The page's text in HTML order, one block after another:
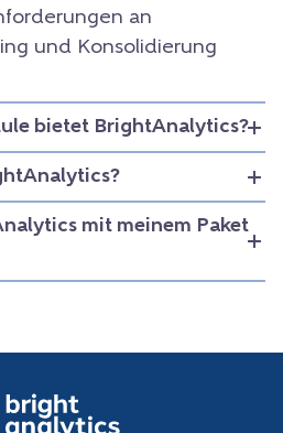
an
und Konsolidierung
bietet BrightAnalytics?
mit meinem Paket